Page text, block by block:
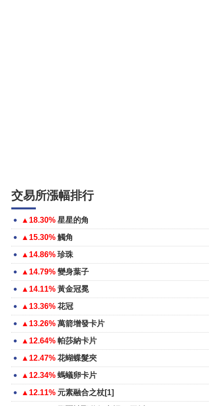
交易所漲幅排行
▲18.30% 星星的角
▲15.30% 觸角
▲14.86% 珍珠
▲14.79% 變身葉子
▲14.11% 黃金冠冕
▲13.36% 花冠
▲13.26% 萬箭增發卡片
▲12.64% 帕莎納卡片
▲12.47% 花蝴蝶髮夾
▲12.34% 螞蟻卵卡片
▲12.11% 元素融合之杖[1]